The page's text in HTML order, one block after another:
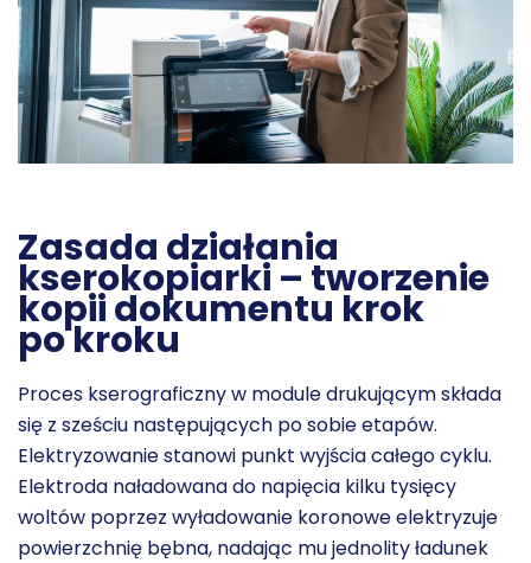
Zasada działania
kserokopiarki – tworzenie
kopii dokumentu krok
po kroku
Proces kserograficzny w module drukującym składa
się z sześciu następujących po sobie etapów.
Elektryzowanie stanowi punkt wyjścia całego cyklu.
Elektroda naładowana do napięcia kilku tysięcy
woltów poprzez wyładowanie koronowe elektryzuje
powierzchnię bębna, nadając mu jednolity ładunek